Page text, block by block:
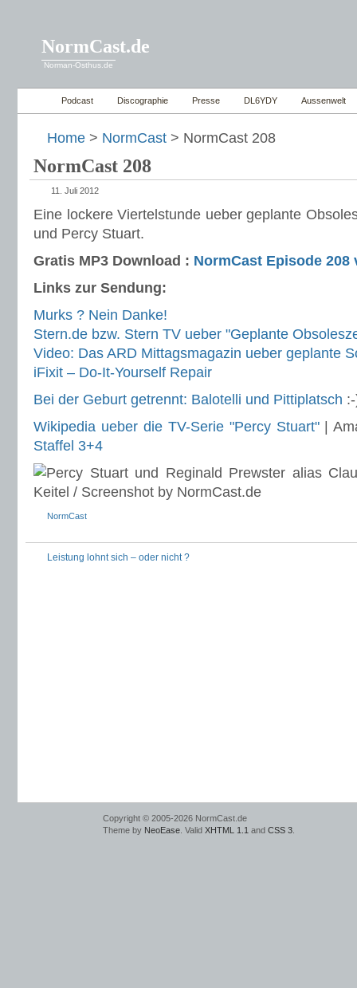
NormCast.de
Norman-Osthus.de
Podcast Discographie Presse DL6YDY Aussenwelt
Home > NormCast > NormCast 208
NormCast 208
11. Juli 2012
Eine lockere Viertelstunde ueber geplante
und Percy Stuart.
Gratis MP3 Download : NormCast Episode 208
Links zur Sendung:
Murks ? Nein Danke!
Stern.de bzw. Stern TV ueber "Geplante
Video: Das ARD Mittagsmagazin ueber geplante
iFixit – Do-It-Yourself Repair
Bei der Geburt getrennt: Balotelli und Pittiplatsch
Wikipedia ueber die TV-Serie "Percy Stuart"|
Staffel 3+4
NormCast
Leistung lohnt sich – oder nicht ?
Copyright © 2005-2026 NormCast.de
Theme by NeoEase . Valid XHTML 1.1 and CSS 3